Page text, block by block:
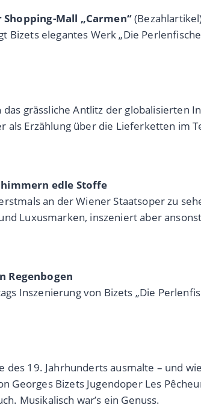
Mall „Carmen“
Bizets elegantes Werk „Die
grässliche Antlitz der globalisierten
als Erzählung über die Lieferketten
edle Stoffe
an der Wiener Staatsoper zu
Luxusmarken, inszeniert aber
Regenbogen
Inszenierung von Bizets „Die
19. Jahrhunderts ausmalte – und
Georges Bizets Jugendoper Les
Musikalisch war’s ein Genuss.